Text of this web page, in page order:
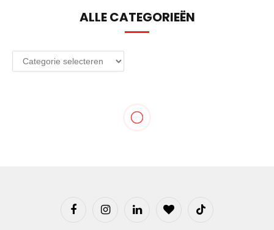
ALLE CATEGORIEËN
Alle
categorieën
FacebookInstagramLinkedIn BlogLovinTikTok